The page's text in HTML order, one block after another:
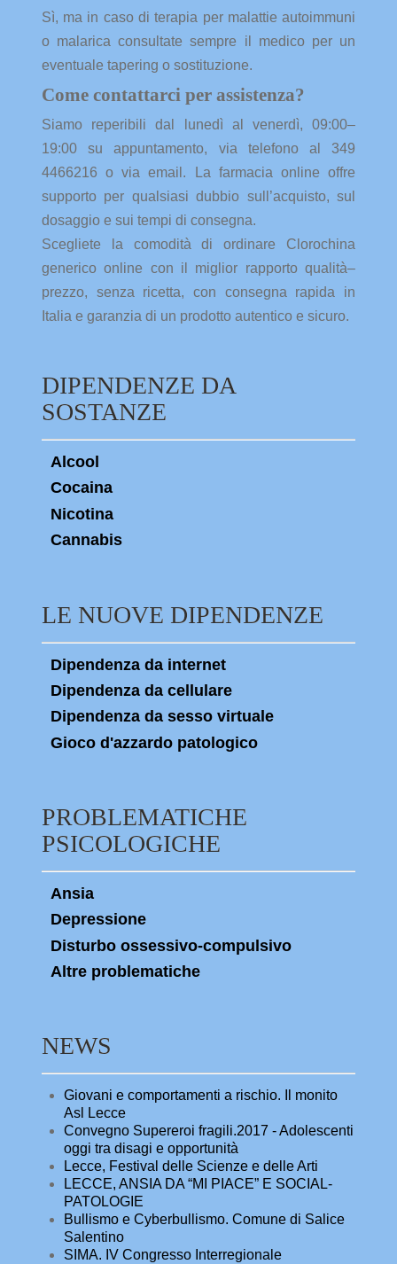
Sì, ma in caso di terapia per malattie autoimmuni
o malarica consultate sempre il medico per un
eventuale tapering o sostituzione.
Come contattarci per assistenza?
Siamo reperibili dal lunedì al venerdì, 09:00–
19:00 su appuntamento, via telefono al 349
4466216 o via email. La farmacia online offre
supporto per qualsiasi dubbio sull’acquisto, sul
dosaggio e sui tempi di consegna.
Scegliete la comodità di ordinare Clorochina
generico online con il miglior rapporto qualità–
prezzo, senza ricetta, con consegna rapida in
Italia e garanzia di un prodotto autentico e sicuro.
DIPENDENZE DA
SOSTANZE
Alcool
Cocaina
Nicotina
Cannabis
LE NUOVE DIPENDENZE
Dipendenza da internet
Dipendenza da cellulare
Dipendenza da sesso virtuale
Gioco d'azzardo patologico
PROBLEMATICHE
PSICOLOGICHE
Ansia
Depressione
Disturbo ossessivo-compulsivo
Altre problematiche
NEWS
Giovani e comportamenti a rischio. Il monito
Asl Lecce
Convegno Supereroi fragili.2017 - Adolescenti
oggi tra disagi e opportunità
Lecce, Festival delle Scienze e delle Arti
LECCE, ANSIA DA “MI PIACE” E SOCIAL-
PATOLOGIE
Bullismo e Cyberbullismo. Comune di Salice
Salentino
SIMA. IV Congresso Interregionale